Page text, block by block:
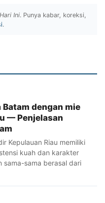
Ini. Punya kabar, koreksi,
.
dengan mie
— Penjelasan
Kepulauan Riau memiliki
kuah dan karakter
sama-sama berasal dari